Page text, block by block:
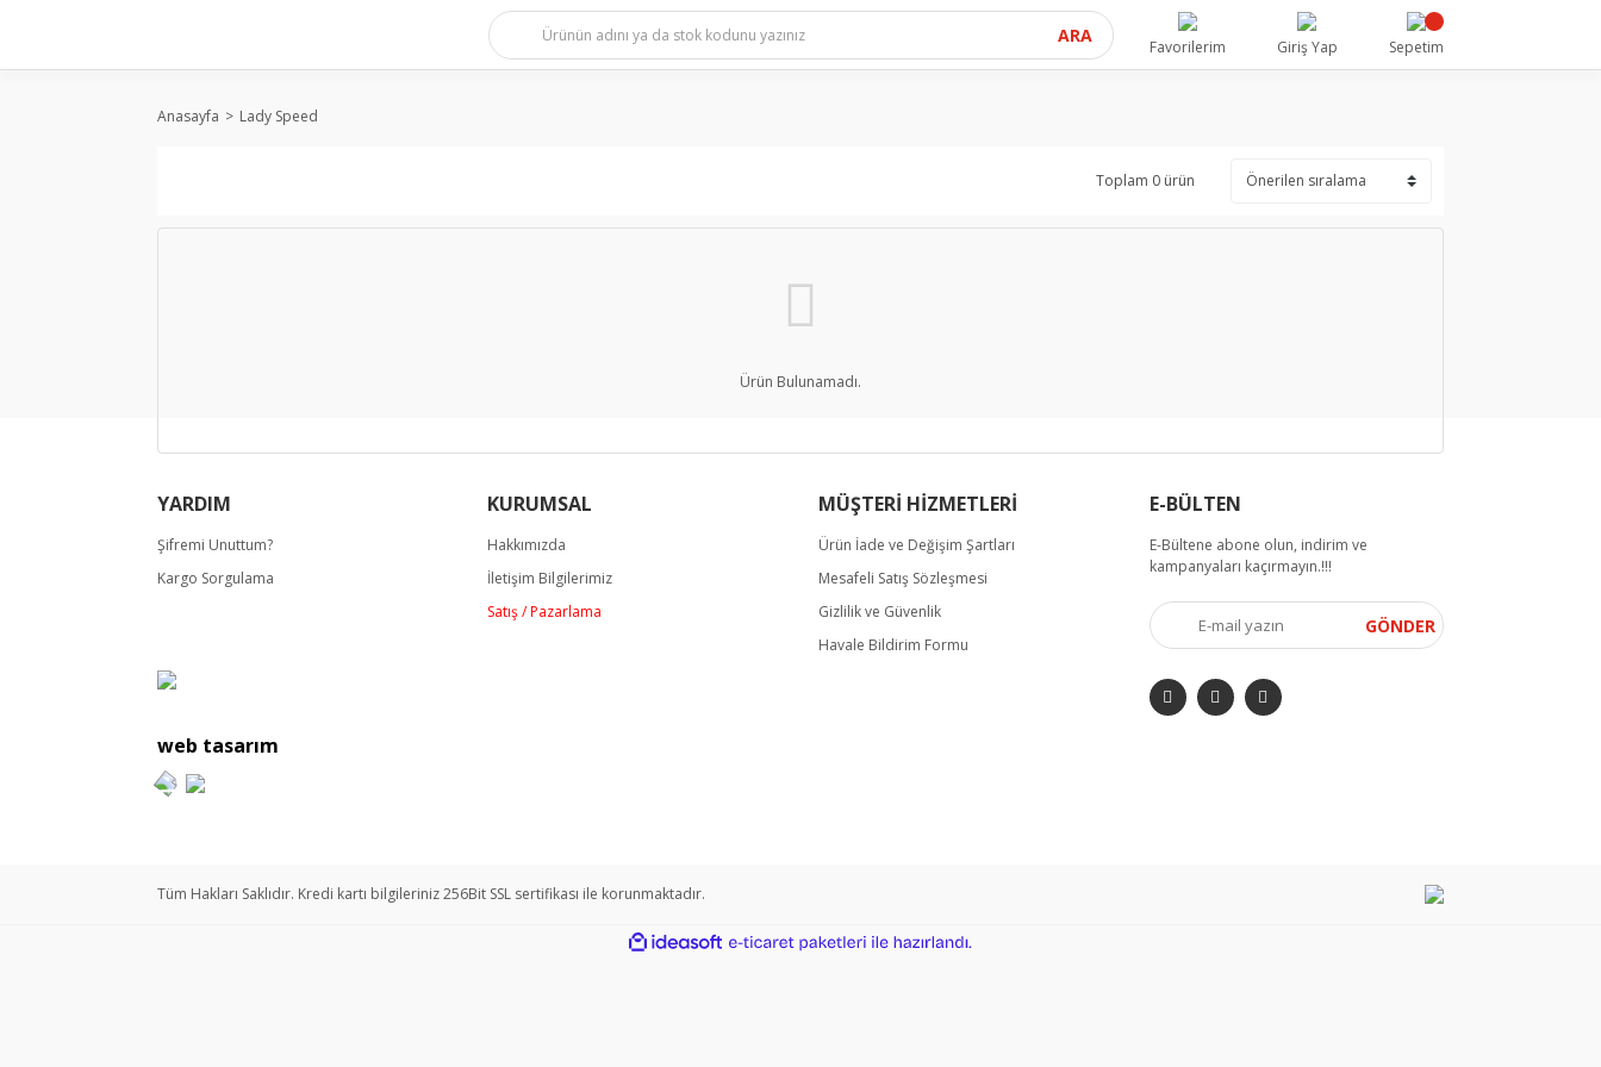
ARA
Favorilerim Giriş Yap Sepetim
Anasayfa Lady Speed
Toplam 0 ürün
Ürün Bulunamadı.
YARDIM
Şifremi Unuttum?
Kargo Sorgulama
KURUMSAL
Hakkımızda
İletişim Bilgilerimiz
Satış / Pazarlama
MÜŞTERİ HİZMETLERİ
Ürün İade ve Değişim Şartları
Mesafeli Satış Sözleşmesi
Gizlilik ve Güvenlik
Havale Bildirim Formu
web tasarım
E-BÜLTEN
E-Bültene abone olun, indirim ve
kampanyaları kaçırmayın.!!!
GÖNDER
Tüm Hakları Saklıdır. Kredi kartı bilgileriniz 256Bit SSL sertifikası ile korunmaktadır.
ideasoft
e-